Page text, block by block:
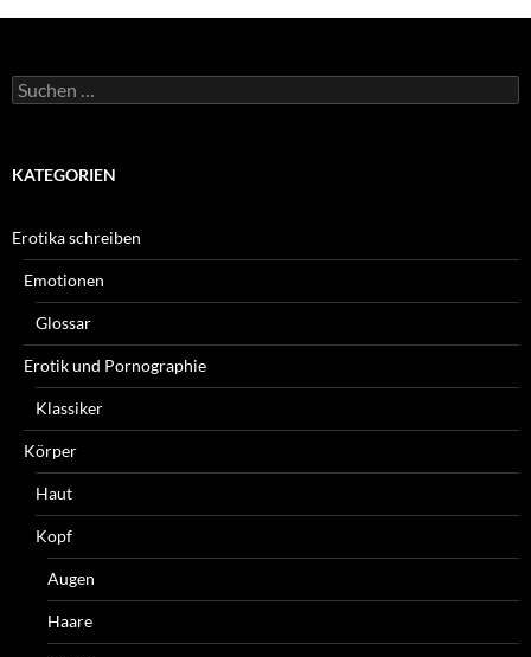
Suchen
nach:
KATEGORIEN
Erotika schreiben
Emotionen
Glossar
Erotik und Pornographie
Klassiker
Körper
Haut
Kopf
Augen
Haare